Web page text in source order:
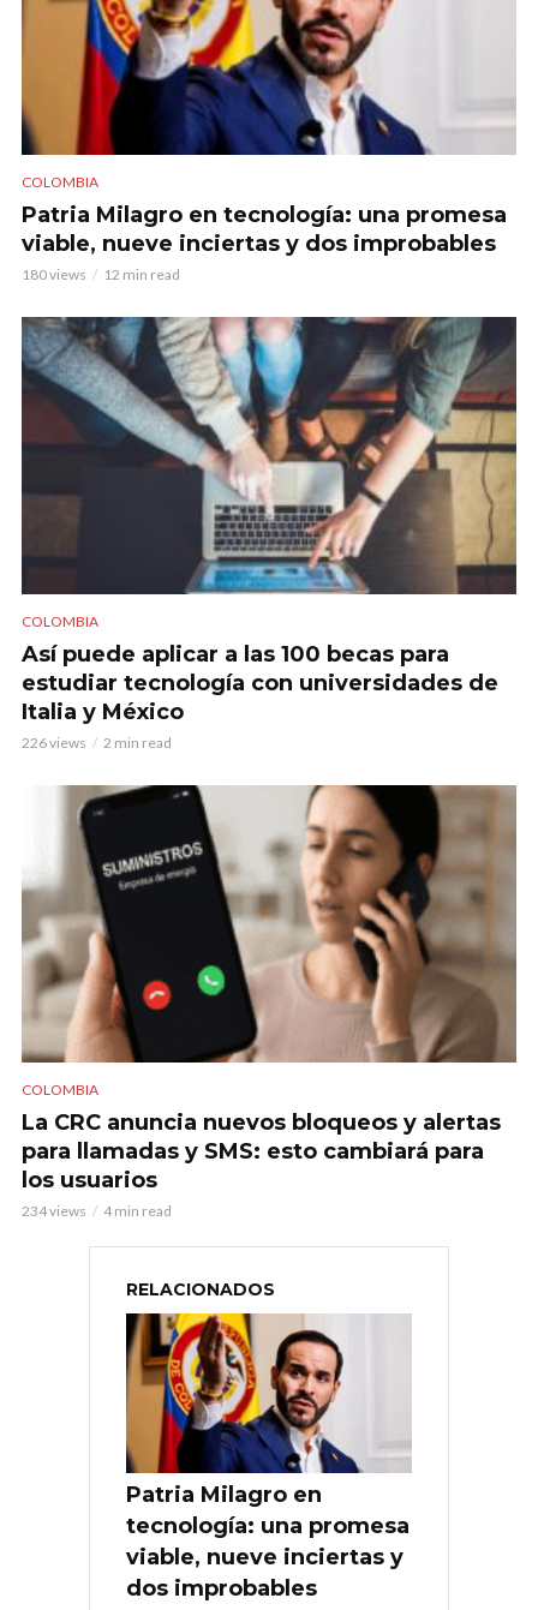
COLOMBIA
Patria Milagro en tecnología: una promesa
viable, nueve inciertas y dos improbables
180 views 12 min read
COLOMBIA
Así puede aplicar a las 100 becas para
estudiar tecnología con universidades de
Italia y México
226 views 2 min read
COLOMBIA
La CRC anuncia nuevos bloqueos y alertas
para llamadas y SMS: esto cambiará para
los usuarios
234 views 4 min read
RELACIONADOS
Patria Milagro en
tecnología: una promesa
viable, nueve inciertas y
dos improbables